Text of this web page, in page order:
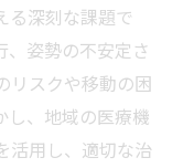
る深刻な課題で
、姿勢の不安定さ
リスクや移動の困
し、地域の医療機
活用し、適切な治